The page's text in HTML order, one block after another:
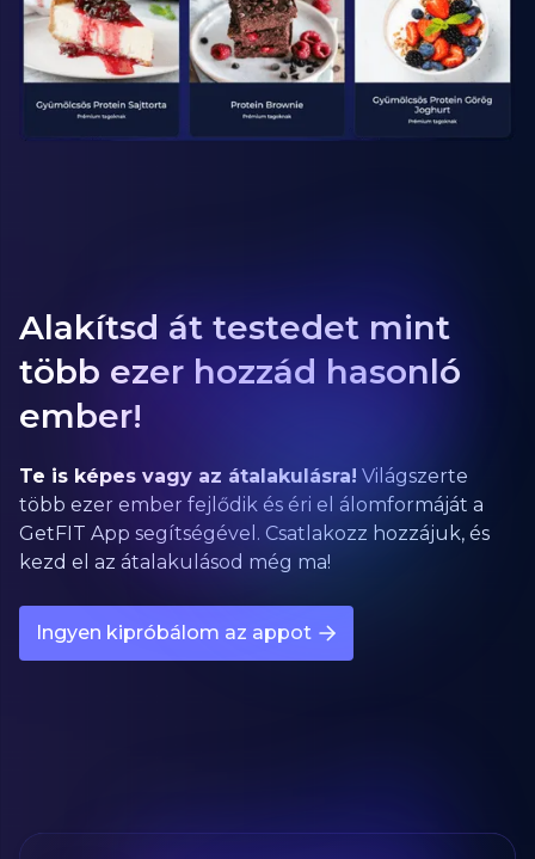
Alakítsd át testedet mint
több ezer hozzád hasonló
ember!
Te is képes vagy az átalakulásra! Világszerte
több ezer ember fejlődik és éri el álomformáját a
GetFIT App segítségével. Csatlakozz hozzájuk, és
kezd el az átalakulásod még ma!
Ingyen kipróbálom az appot